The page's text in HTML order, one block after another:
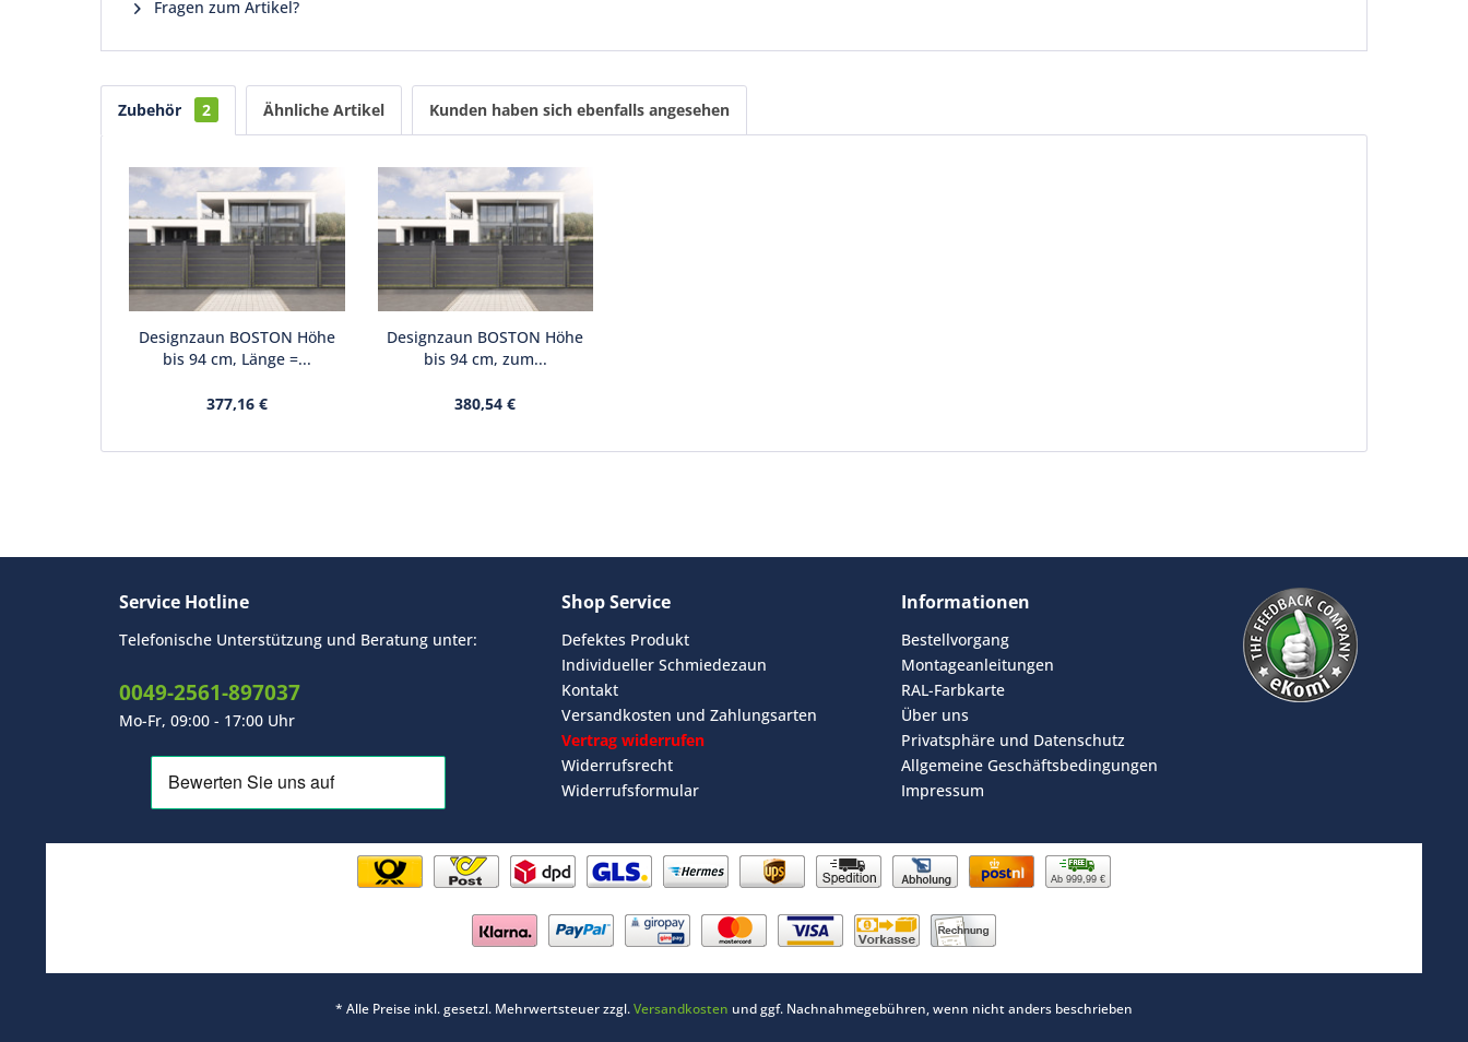
Fragen zum Artikel?
Zubehör 2 Ähnliche Artikel Kunden haben sich ebenfalls angesehen
Designzaun BOSTON Höhe
bis 94 cm, Länge =...
377,16 €
Designzaun BOSTON Höhe
bis 94 cm, zum...
380,54 €
Service Hotline
Telefonische Unterstützung und Beratung unter:
0049-2561-897037
Mo-Fr, 09:00 - 17:00 Uhr
Shop Service
Defektes Produkt
Individueller Schmiedezaun
Kontakt
Versandkosten und Zahlungsarten
Vertrag widerrufen
Widerrufsrecht
Widerrufsformular
Informationen
Bestellvorgang
Montageanleitungen
RAL-Farbkarte
Über uns
Privatsphäre und Datenschutz
Allgemeine Geschäftsbedingungen
Impressum
Ab 999,99 €
* Alle Preise inkl. gesetzl. Mehrwertsteuer zzgl.Versandkosten und ggf. Nachnahmegebühren, wenn nicht anders beschrieben